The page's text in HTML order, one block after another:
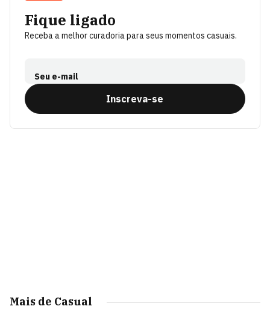
Fique ligado
Receba a melhor curadoria para seus momentos casuais.
Seu e-mail
Inscreva-se
Mais de Casual